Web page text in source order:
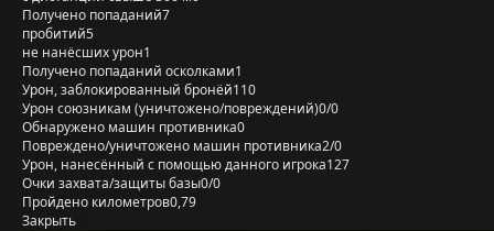
Получено попаданий7
пробитий5
не нанёсших урон1
Получено попаданий осколками1
Урон, заблокированный бронёй110
Урон союзникам (уничтожено/повреждений)0/0
Обнаружено машин противника0
Повреждено/уничтожено машин противника2/0
Урон, нанесённый с помощью данного игрока127
Очки захвата/защиты базы0/0
Пройдено километров0,79
Закрыть